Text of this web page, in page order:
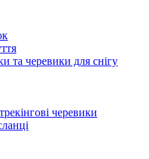
та черевики для снігу
черевики